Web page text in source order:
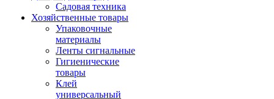
Садовая техника
Хозяйственные товары
Упаковочные
материалы
Ленты сигнальные
Гигиенические
товары
Клей
универсальный